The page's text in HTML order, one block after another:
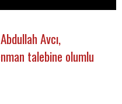
Avcı,
talebine olumlu